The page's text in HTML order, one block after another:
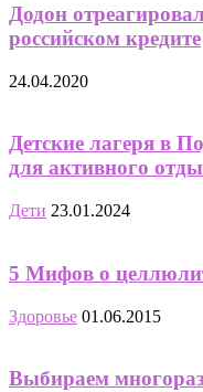
Додон
российском кредите
24.04.2020
Детские лагеря в
для активного
Дети 23.01.2024
5 Мифов о
Здоровье 01.06.2015
Выбираем